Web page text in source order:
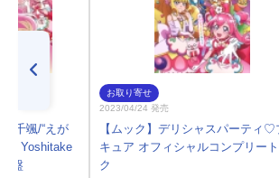
千颯/“えが
Yoshitake
盤
お取り寄せ
2023/04/24 発売
【ムック】デリシャスパーティ♡
キュア オフィシャルコンプリー
ク